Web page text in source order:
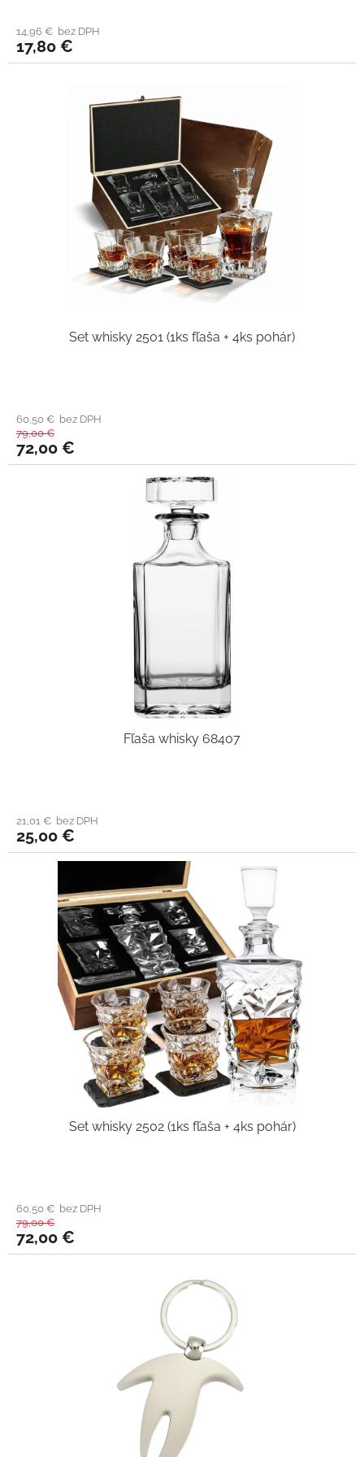
14,96 € bez DPH
17,80 €
Set whisky 2501 (1ks fľaša + 4ks pohár)
60,50 € bez DPH
79,00 €
72,00 €
Fľaša whisky 68407
21,01 € bez DPH
25,00 €
Set whisky 2502 (1ks fľaša + 4ks pohár)
60,50 € bez DPH
79,00 €
72,00 €